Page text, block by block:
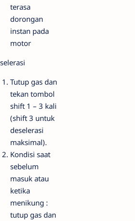
terasa
dorongan
instan pada
motor
Tutup gas dan
tekan tombol
shift 1 – 3 kali
(shift 3 untuk
deselerasi
maksimal).
Kondisi saat
sebelum
masuk atau
ketika
menikung :
tutup gas dan